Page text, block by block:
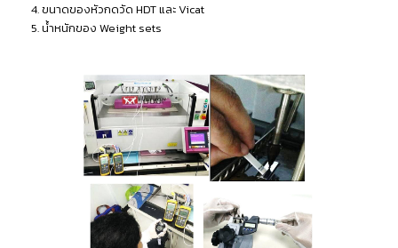
4. ขนาดของหัวกดวัด HDT และ Vicat
5. น้ำหนักของ Weight sets